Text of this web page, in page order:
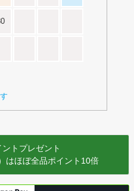
トプレゼント
はほぼ全品ポイント10倍